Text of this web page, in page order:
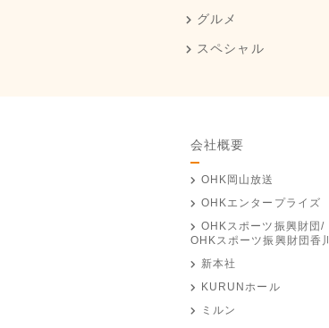
グルメ
スペシャル
会社概要
OHK岡山放送
OHKエンタープライズ
OHKスポーツ振興財団/
OHKスポーツ振興財団香川
新本社
KURUNホール
ミルン